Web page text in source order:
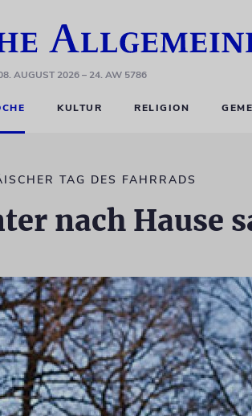
AUGUST 2026– 24. AW 5786
KULTUR RELIGION
TAG DES FAHRRADS
nach Hause